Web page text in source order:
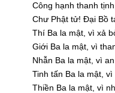
Công hạnh thanh
Chư Phật tử! Ðại Bồ
Thí Ba la mật, vì xả
Giới Ba la mật, vì
Nhẫn Ba la mật, vì
Tinh tấn Ba la mật,
Thiền Ba la mật, vì